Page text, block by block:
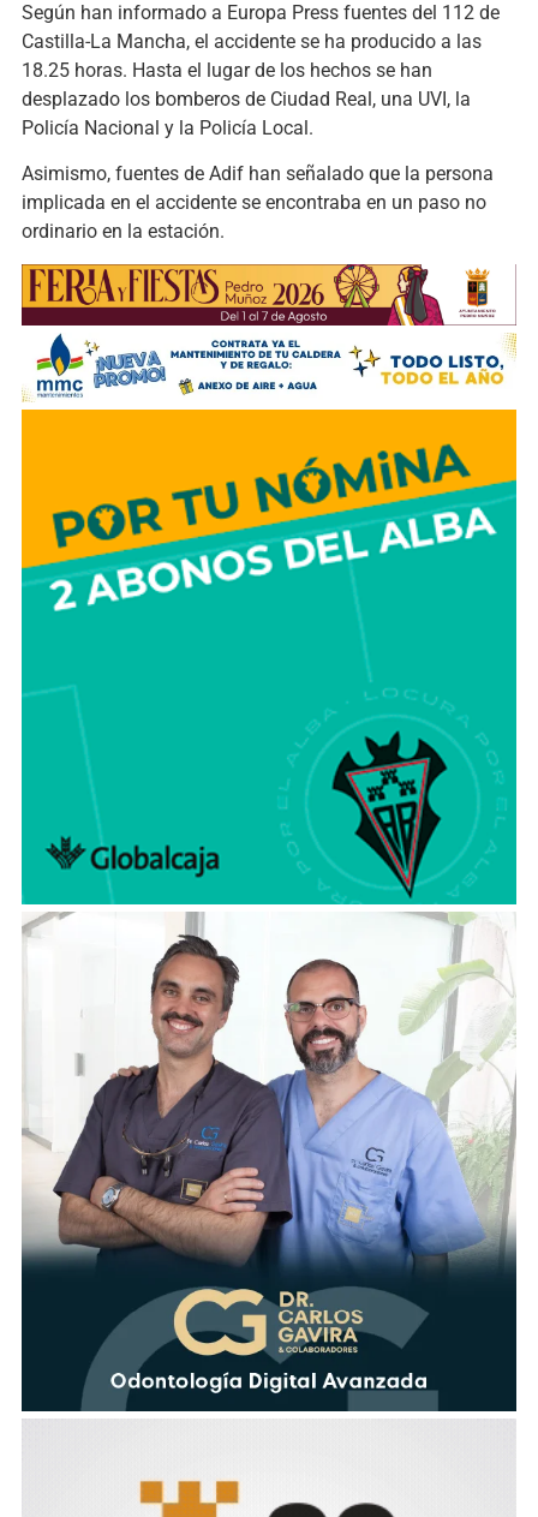
Según han informado a Europa Press fuentes del 112 de
Castilla-La Mancha, el accidente se ha producido a las
18.25 horas. Hasta el lugar de los hechos se han
desplazado los bomberos de Ciudad Real, una UVI, la
Policía Nacional y la Policía Local.
Asimismo, fuentes de Adif han señalado que la persona
implicada en el accidente se encontraba en un paso no
ordinario en la estación.